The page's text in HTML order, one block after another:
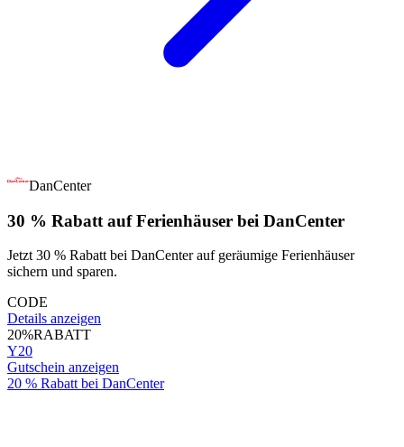
DanCenter
30 % Rabatt auf Ferienhäuser bei DanCenter
Jetzt 30 % Rabatt bei DanCenter auf geräumige Ferienhäuser
sichern und sparen.
CODE
Details anzeigen
20%RABATT
Y20
Gutschein anzeigen
20 % Rabatt bei DanCenter